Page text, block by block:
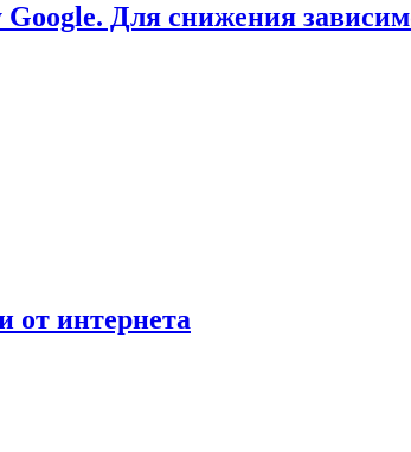
Google. Для снижения
от интернета